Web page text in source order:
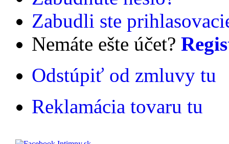
Zabudli ste
Nemáte ešte účet?
Odstúpiť od zmluvy tu
Reklamácia tovaru tu